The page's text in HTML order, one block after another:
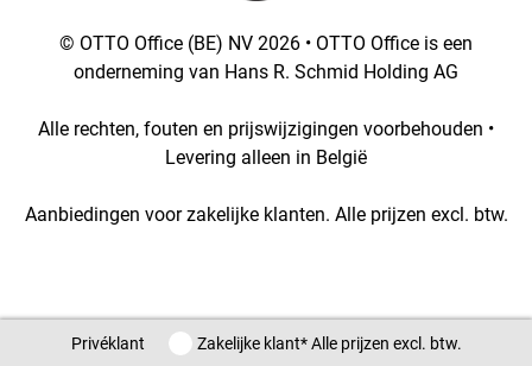
© OTTO Office (BE) NV 2026 • OTTO Office is een
onderneming van Hans R. Schmid Holding AG
Alle rechten, fouten en prijswijzigingen voorbehouden •
Levering alleen in België
Aanbiedingen voor zakelijke klanten. Alle prijzen excl. btw.
PrivéklantPrivéklant / Zakelijke klant
Zakelijke klant* Alle prijzen excl. btw.